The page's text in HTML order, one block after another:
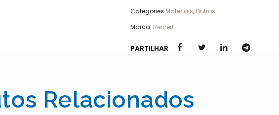
Categories Materiais, Outros
Marca: Renfert
PARTILHAR
Relacionados